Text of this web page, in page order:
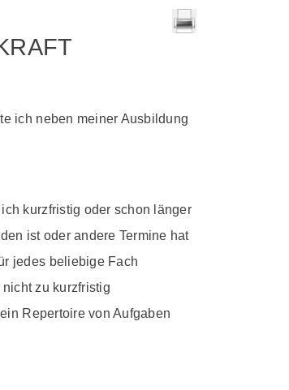
ich neben meiner Ausbildung
kurzfristig oder schon länger
ist oder andere Termine hat
jedes beliebige Fach
zu kurzfristig
Repertoire von Aufgaben